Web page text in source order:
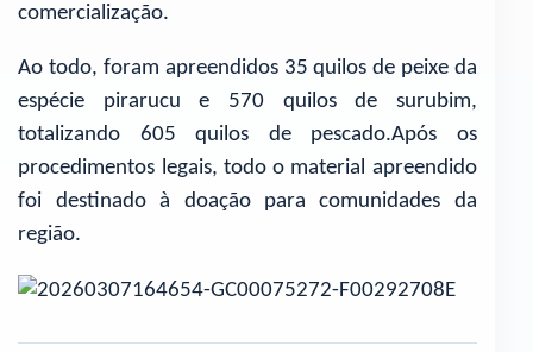
comercialização.
Ao todo, foram apreendidos 35 quilos de peixe da
espécie pirarucu e 570 quilos de surubim,
totalizando 605 quilos de pescado.Após os
procedimentos legais, todo o material apreendido
foi destinado à doação para comunidades da
região.